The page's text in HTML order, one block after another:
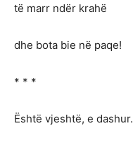
të marr ndër krahë
dhe bota bie në paqe!
* * *
Është vjeshtë, e dashur.